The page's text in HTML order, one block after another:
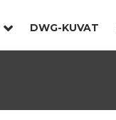
DWG-KUVAT